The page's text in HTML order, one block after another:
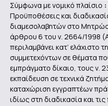
Σύμφωνα με νομικό πλαίσιο :
Προϋποθέσεις και
διαμεσολαβητών στο
άρθρου 6 του ν. 2664/1998
περιλαμβάνει κατ’ ελάχιστο
συμμετεχόντων σε θέματα
εμπράγματο δίκαιο, τους ν.
εκπαίδευση σε τεχνικά
καταχώριση εγγραπτέων
ιδίως στη διαδικασία και